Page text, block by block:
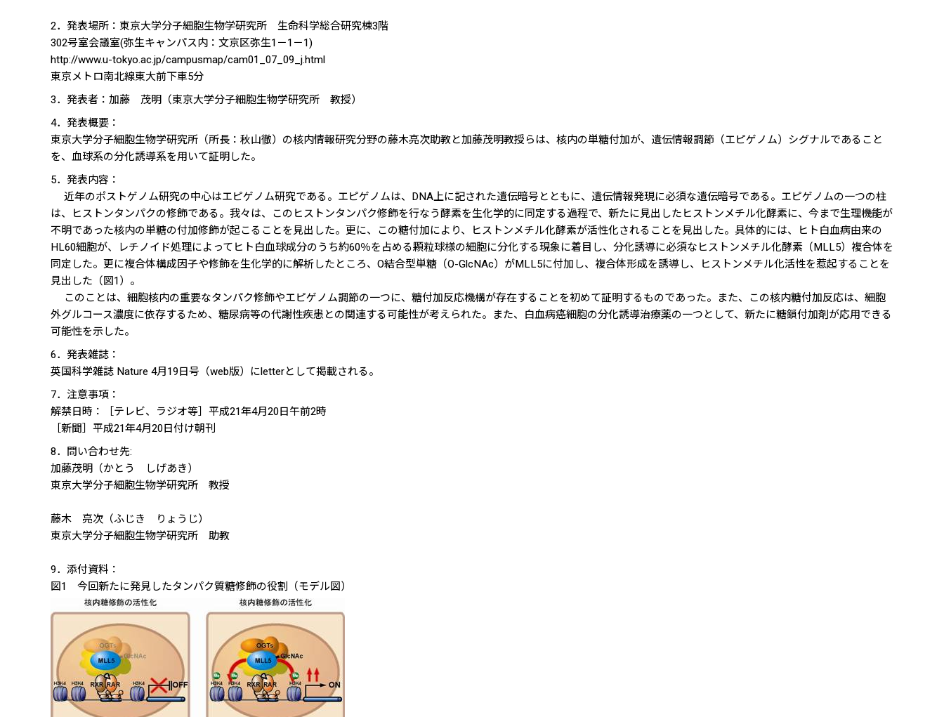
2．発表場所：東京大学分子細胞生物学研究所 生命科学総合研究棟3階
302号室会議室(弥生キャンパス内：文京区弥生1－1－1)
http://www.u-tokyo.ac.jp/campusmap/cam01_07_09_j.html
東京メトロ南北線東大前下車5分
3．発表者：加藤 茂明（東京大学分子細胞生物学研究所 教授）
4．発表概要：
東京大学分子細胞生物学研究所（所長：秋山徹）の核内情報研究分野の藤木亮次助教と加藤茂明教授らは、核内の単糖付加が、遺伝情報調節（エピゲノム）シグナルであること
を、血球系の分化誘導系を用いて証明した。
5．発表内容：
近年のポストゲノム研究の中心はエピゲノム研究である。エピゲノムは、DNA上に記された遺伝暗号とともに、遺伝情報発現に必須な遺伝暗号である。エピゲノムの一つの柱
は、ヒストンタンパクの修飾である。我々は、このヒストンタンパク修飾を行なう酵素を生化学的に同定する過程で、新たに見出したヒストンメチル化酵素に、今まで生理機能が
不明であった核内の単糖の付加修飾が起こることを見出した。更に、この糖付加により、ヒストンメチル化酵素が活性化されることを見出した。具体的には、ヒト白血病由来の
HL60細胞が、レチノイド処理によってヒト白血球成分のうち約60％を占める顆粒球様の細胞に分化する現象に着目し、分化誘導に必須なヒストンメチル化酵素（MLL5）複合体を
同定した。更に複合体構成因子や修飾を生化学的に解析したところ、O結合型単糖（O-GlcNAc）がMLL5に付加し、複合体形成を誘導し、ヒストンメチル化活性を惹起することを
見出した（図1）。
このことは、細胞核内の重要なタンパク修飾やエピゲノム調節の一つに、糖付加反応機構が存在することを初めて証明するものであった。また、この核内糖付加反応は、細胞
外グルコース濃度に依存するため、糖尿病等の代謝性疾患との関連する可能性が考えられた。また、白血病癌細胞の分化誘導治療薬の一つとして、新たに糖鎖付加剤が応用できる
可能性を示した。
6．発表雑誌：
英国科学雑誌 Nature 4月19日号（web版）にletterとして掲載される。
7．注意事項：
解禁日時：［テレビ、ラジオ等］平成21年4月20日午前2時
［新聞］平成21年4月20日付け朝刊
8．問い合わせ先:
加藤茂明（かとう しげあき）
東京大学分子細胞生物学研究所 教授
藤木 亮次（ふじき りょうじ）
東京大学分子細胞生物学研究所 助教
9．添付資料：
図1 今回新たに発見したタンパク質糖修飾の役割（モデル図）